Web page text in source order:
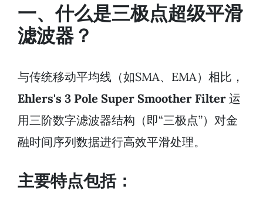
一、什么是三极点超级平滑
滤波器？
与传统移动平均线（如SMA、EMA）相比，
Ehlers's 3 Pole Super Smoother Filter 运
用三阶数字滤波器结构（即“三极点”）对金
融时间序列数据进行高效平滑处理。
主要特点包括：